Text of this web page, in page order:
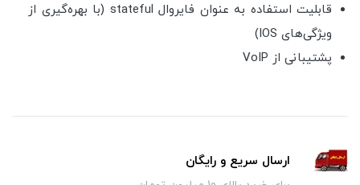
قابلیت استفاده به عنوان فایروال stateful (با بهره‌گیری از
ویژگی‌های IOS)
پشتیبانی از VoIP
ارسال سریع و رایگان